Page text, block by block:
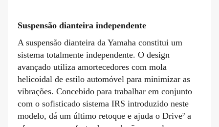
Suspensão dianteira independente
A suspensão dianteira da Yamaha constitui um
sistema totalmente independente. O design
avançado utiliza amortecedores com mola
helicoidal de estilo automóvel para minimizar as
vibrações. Concebido para trabalhar em conjunto
com o sofisticado sistema IRS introduzido neste
modelo, dá um último retoque e ajuda o Drive² a